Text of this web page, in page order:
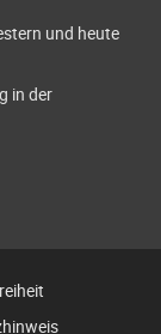
und heute
in der